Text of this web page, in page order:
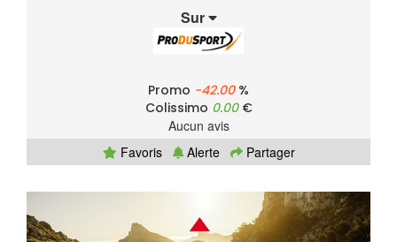
Sur
Promo -42.00%
Colissimo 0.00€
Aucun avis
Favoris
Alerte Partager